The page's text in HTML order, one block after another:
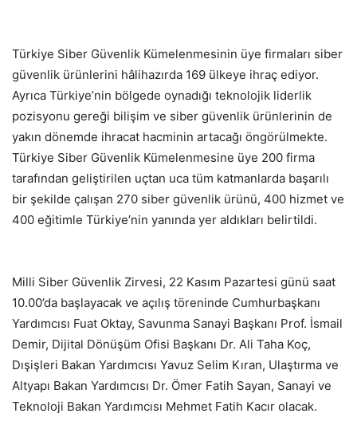
Türkiye Siber Güvenlik Kümelenmesinin üye firmaları siber
güvenlik ürünlerini hâlihazırda 169 ülkeye ihraç ediyor.
Ayrıca Türkiye’nin bölgede oynadığı teknolojik liderlik
pozisyonu gereği bilişim ve siber güvenlik ürünlerinin de
yakın dönemde ihracat hacminin artacağı öngörülmekte.
Türkiye Siber Güvenlik Kümelenmesine üye 200 firma
tarafından geliştirilen uçtan uca tüm katmanlarda başarılı
bir şekilde çalışan 270 siber güvenlik ürünü, 400 hizmet ve
400 eğitimle Türkiye’nin yanında yer aldıkları belirtildi.
Milli Siber Güvenlik Zirvesi, 22 Kasım Pazartesi günü saat
10.00’da başlayacak ve açılış töreninde Cumhurbaşkanı
Yardımcısı Fuat Oktay, Savunma Sanayi Başkanı Prof. İsmail
Demir, Dijital Dönüşüm Ofisi Başkanı Dr. Ali Taha Koç,
Dışişleri Bakan Yardımcısı Yavuz Selim Kıran, Ulaştırma ve
Altyapı Bakan Yardımcısı Dr. Ömer Fatih Sayan, Sanayi ve
Teknoloji Bakan Yardımcısı Mehmet Fatih Kacır olacak.